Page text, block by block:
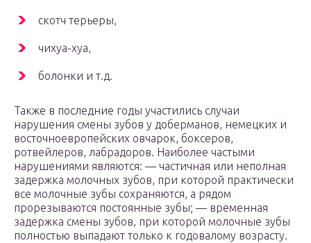
скотч терьеры,
чихуа-хуа,
болонки и т.д.
Также в последние годы участились случаи
нарушения смены зубов у доберманов, немецких и
восточноевропейских овчарок, боксеров,
ротвейлеров, лабрадоров. Наиболее частыми
нарушениями являются: — частичная или неполная
задержка молочных зубов, при которой практически
все молочные зубы сохраняются, а рядом
прорезываются постоянные зубы; — временная
задержка смены зубов, при которой молочные зубы
полностью выпадают только к годовалому возрасту.